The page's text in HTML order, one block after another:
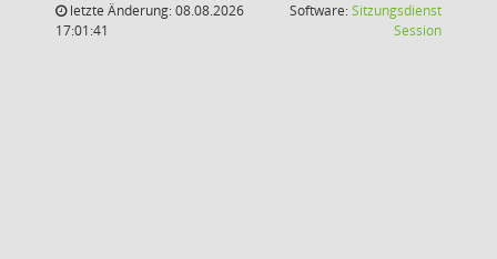
letzte Änderung: 08.08.2026
17:01:41
Software:Sitzungsdienst
Session(Wird in